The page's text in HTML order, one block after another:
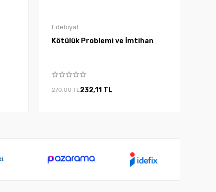
Edebiyat
Kötülük Problemi ve İmtihan
270,00 TL232,11 TL